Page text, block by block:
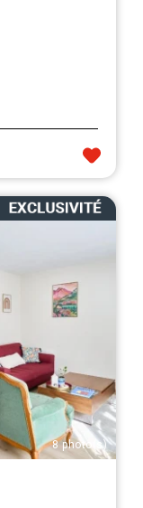
8 photo(s)